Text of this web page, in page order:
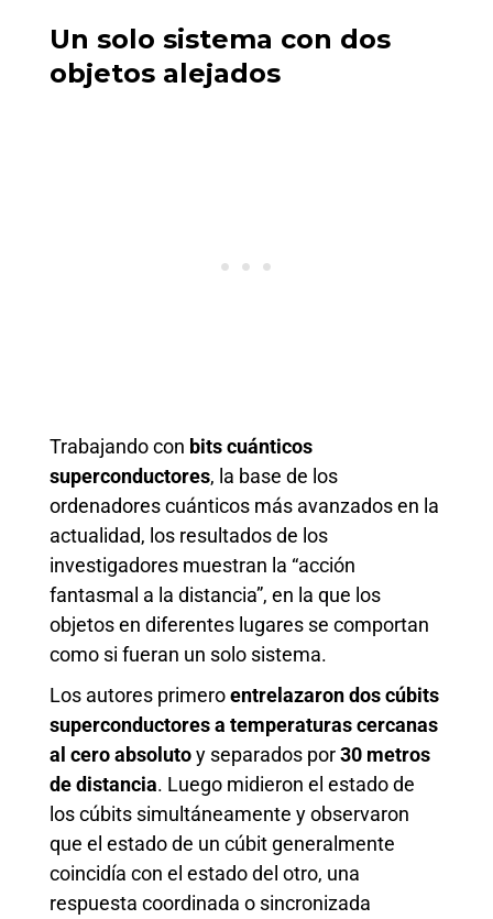
Un solo sistema con dos
objetos alejados
Trabajando con bits cuánticos
superconductores, la base de los
ordenadores cuánticos más avanzados en la
actualidad, los resultados de los
investigadores muestran la “acción
fantasmal a la distancia”, en la que los
objetos en diferentes lugares se comportan
como si fueran un solo sistema.
Los autores primeroentrelazaron dos cúbits
superconductores a temperaturas cercanas
al cero absolutoy separados por30 metros
de distancia. Luego midieron el estado de
los cúbits simultáneamente y observaron
que el estado de un cúbit generalmente
coincidía con el estado del otro, una
respuesta coordinada o sincronizada